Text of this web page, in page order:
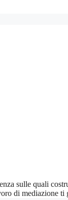
sulle quali
di mediazione